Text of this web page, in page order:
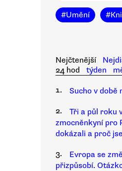
#Umění #
Nejčtenější
24 hod
týden
1.
Sucho v době
2.
Tři a půl roku
zmocněnkyní pro
dokázali a proč
3.
Evropa se
přizpůsobí.